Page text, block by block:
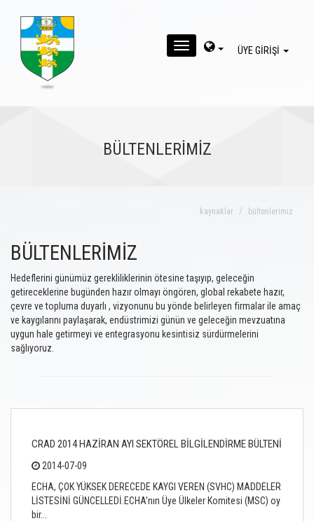
MENU ÜYE GİRİŞİ
BÜLTENLERİMİZ
kaynaklar bültenlerimiz
BÜLTENLERİMİZ
Hedeflerini günümüz gerekliliklerinin ötesine taşıyıp, geleceğin
getireceklerine bugünden hazır olmayı öngören, global rekabete hazır,
çevre ve topluma duyarlı , vizyonunu bu yönde belirleyen firmalar ile amaç
ve kaygılarını paylaşarak, endüstrimizi günün ve geleceğin mevzuatına
uygun hale getirmeyi ve entegrasyonu kesintisiz sürdürmelerini
sağlıyoruz.
CRAD 2014 HAZİRAN AYI SEKTÖREL BİLGİLENDİRME BÜLTENİ
2014-07-09
ECHA, ÇOK YÜKSEK DERECEDE KAYGI VEREN (SVHC) MADDELER
LİSTESİNİ GÜNCELLEDİ.ECHA’nın Üye Ülkeler Komitesi (MSC) oy
bir...